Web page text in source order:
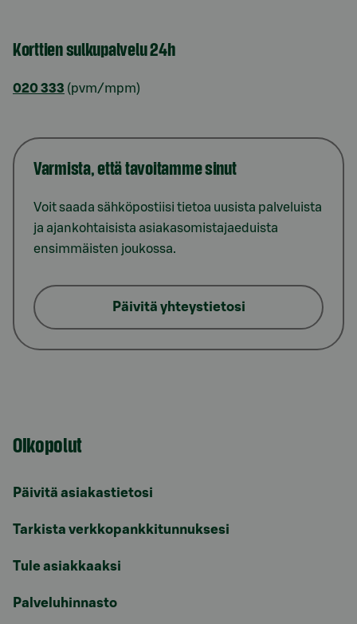
Korttien sulkupalvelu 24h
020 333 (pvm/mpm)
Varmista, että tavoitamme sinut
Voit saada sähköpostiisi tietoa uusista palveluista
ja ajankohtaisista asiakasomistajaeduista
ensimmäisten joukossa.
Päivitä yhteystietosi
Oikopolut
Päivitä asiakastietosi
Tarkista verkkopankkitunnuksesi
Tule asiakkaaksi
Palveluhinnasto